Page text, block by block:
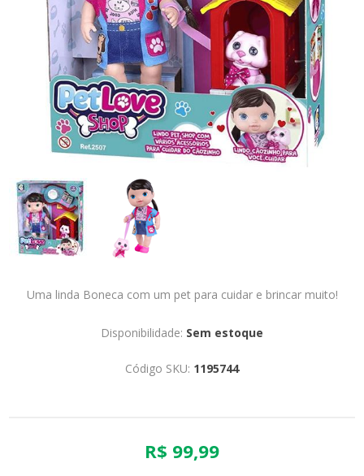
Uma linda Boneca com um pet para cuidar e brincar muito!
Disponibilidade: Sem estoque
Código SKU: 1195744
R$ 99,99